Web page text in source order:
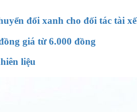
đổi xanh cho đối tác tài xế
giá từ 6.000 đồng
liệu